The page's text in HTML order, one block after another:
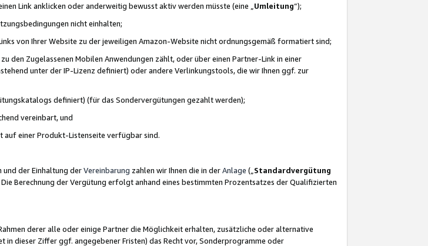
Link anklicken oder anderweitig bewusst aktiv werden müsste (eine „ Umleitung“);
nicht einhalten;
von Ihrer Website zu der jeweiligen Amazon-Website nicht ordnungsgemäß formatiert sind;
den Zugelassenen Mobilen Anwendungen zählt, oder über einen Partner-Link in einer
unter der IP-Lizenz definiert) oder andere Verlinkungstools, die wir Ihnen ggf. zur
definiert) (für das Sondervergütungen gezahlt werden);
vereinbart, und
einer Produkt-Listenseite verfügbar sind.
und der Einhaltung derVereinbarung zahlen wir Ihnen die in derAnlage („ Standardvergütung
Berechnung der Vergütung erfolgt anhand eines bestimmten Prozentsatzes der Qualifizierten
derer alle oder einige Partner die Möglichkeit erhalten, zusätzliche oder alternative
in dieser Ziffer ggf. angegebener Fristen) das Recht vor, Sonderprogramme oder